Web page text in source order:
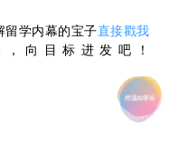
留学内幕的宝子直接戳我
向目标进发吧！